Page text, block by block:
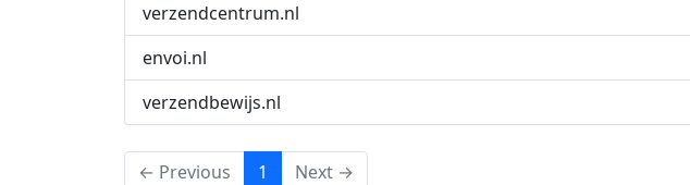
verzendcentrum.nl
envoi.nl
verzendbewijs.nl
← Previous 1 (current)
Next →